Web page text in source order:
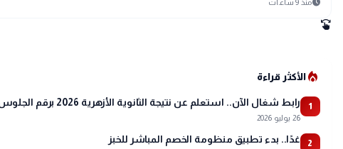
scheduleمنذ 9 ساعات
swipe
local_fire_departmentالأكثر قراءة
1 رابط شغال الآن.. استعلم عن نتيجة الثانوية الأزهرية 2026 برقم الجلوس عبر بوابة الأزهر
26 يوليو 2026
2 غدًا.. بدء تطبيق منظومة الخصم المباشر للخبز